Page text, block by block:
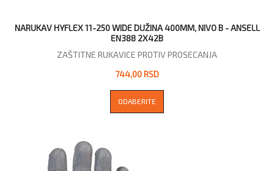
NARUKAV HYFLEX 11-250 WIDE DUŽINA 400MM, NIVO B - ANSELL
EN388 2X42B
ZAŠTITNE RUKAVICE PROTIV PROSECANJA
744,00 RSD
ODABERITE